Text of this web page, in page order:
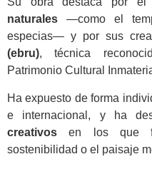
naturales —como el
especias— y por sus
(ebru), técnica
Patrimonio Cultural
Ha expuesto de forma
e internacional, y ha
creativos en los que
sostenibilidad o el paisaje